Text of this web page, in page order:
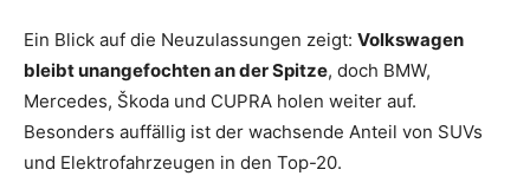
Ein Blick auf die Neuzulassungen zeigt: Volkswagen
bleibt unangefochten an der Spitze, doch BMW,
Mercedes, Škoda und CUPRA holen weiter auf.
Besonders auffällig ist der wachsende Anteil von SUVs
und Elektrofahrzeugen in den Top-20.